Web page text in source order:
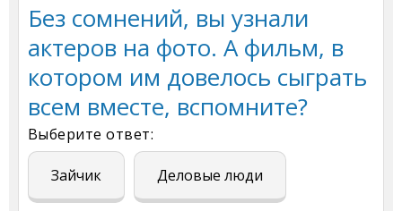
Без сомнений, вы узнали
актеров на фото. А фильм, в
котором им довелось сыграть
всем вместе, вспомните?
Выберите ответ:
Зайчик Деловые люди